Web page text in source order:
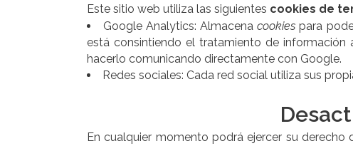
Este sitio web utiliza las siguientes cookies de
Google Analytics: Almacenacookies para
está consintiendo el tratamiento de
hacerlo comunicando directamente con Google.
Redes sociales: Cada red social utiliza sus
En cualquier momento podrá ejercer su